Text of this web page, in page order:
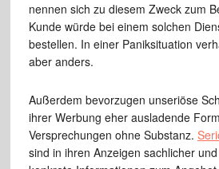
nennen sich zu diesem Zweck zum
Kunde würde bei einem solchen
bestellen. In einer Paniksituation
aber anders.
Außerdem bevorzugen unseriöse
ihrer Werbung eher ausladende
Versprechungen ohne Substanz.
sind in ihren Anzeigen sachlicher